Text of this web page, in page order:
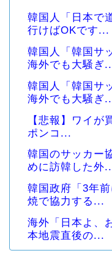
韓国人「日本で
行けばOKです...
韓国人「韓国サ
海外でも大騒ぎ
韓国人「韓国サ
海外でも大騒ぎ
【悲報】ワイが
ポンコ...
韓国のサッカー
めに訪韓した外
韓国政府「3年
焼で協力する...
海外「日本よ、
本地震直後の...